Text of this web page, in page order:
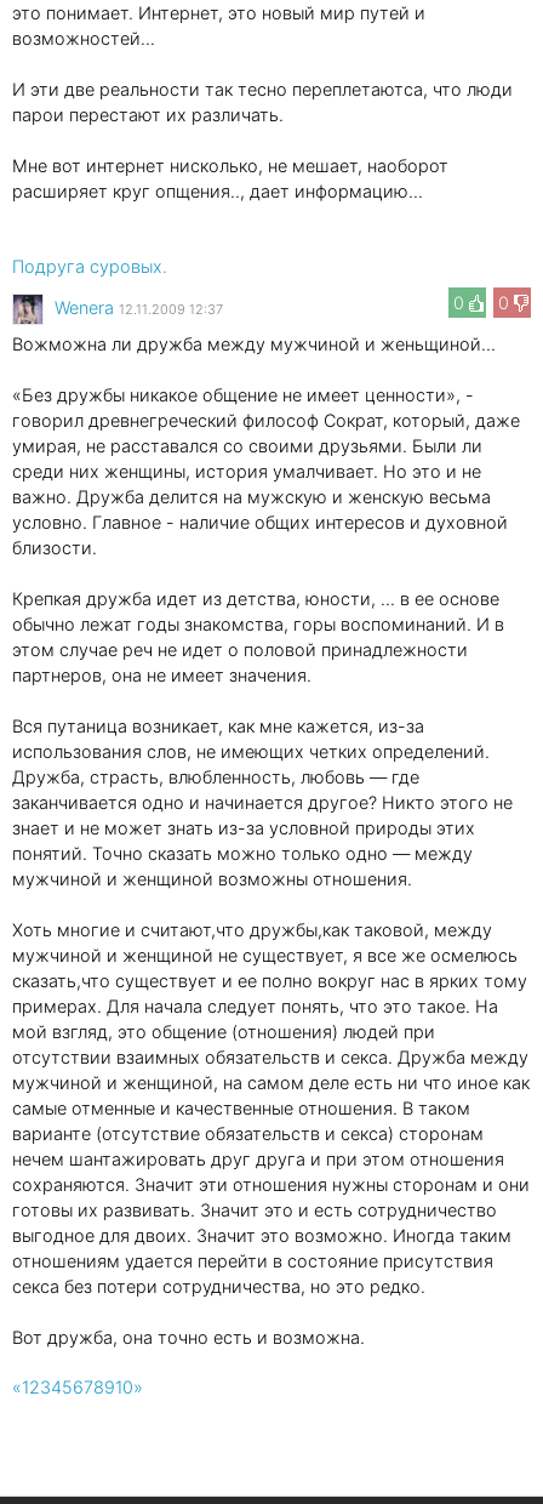
это понимает. Интернет, это новый мир путей и
возможностей...
И эти две реальности так тесно переплетаютса, что люди
парои перестают их различать.
Мне вот интернет нисколько, не мешает, наоборот
расширяет круг опщения.., дает информацию...
Подруга суровых.
0
0
Wenеra 12.11.2009 12:37
Вожможна ли дружба между мужчиной и женьщиной...
«Без дружбы никакое общение не имеет ценности», -
говорил древнегреческий философ Сократ, который, даже
умирая, не расставался со своими друзьями. Были ли
среди них женщины, история умалчивает. Но это и не
важно. Дружба делится на мужскую и женскую весьма
условно. Главное - наличие общих интересов и духовной
близости.
Крепкая дружба идет из детства, юности, ... в ее основе
обычно лежат годы знакомства, горы воспоминаний. И в
этом случае реч не идет о половой принадлежности
партнеров, она не имеет значения.
Вся путаница возникает, как мне кажется, из-за
использования слов, не имеющих четких определений.
Дружба, страсть, влюбленность, любовь — где
заканчивается одно и начинается другое? Никто этого не
знает и не может знать из-за условной природы этих
понятий. Точно сказать можно только одно — между
мужчиной и женщиной возможны отношения.
Хоть многие и считают,что дружбы,как таковой, между
мужчиной и женщиной не существует, я все же осмелюсь
сказать,что существует и ее полно вокруг нас в ярких тому
примерах. Для начала следует понять, что это такое. На
мой взгляд, это общение (отношения) людей при
отсутствии взаимных обязательств и секса. Дружба между
мужчиной и женщиной, на самом деле есть ни что иное как
самые отменные и качественные отношения. В таком
варианте (отсутствие обязательств и секса) сторонам
нечем шантажировать друг друга и при этом отношения
сохраняются. Значит эти отношения нужны сторонам и они
готовы их развивать. Значит это и есть сотрудничество
выгодное для двоих. Значит это возможно. Иногда таким
отношениям удается перейти в состояние присутствия
секса без потери сотрудничества, но это редко.
Вот дружба, она точно есть и возможна.
«12345678910»